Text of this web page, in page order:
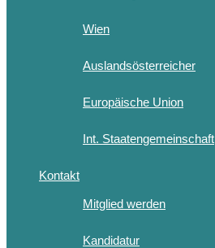
Wien
Auslandsösterreicher
Europäische Union
Int. Staatengemeinschaft
Kontakt
Mitglied werden
Kandidatur